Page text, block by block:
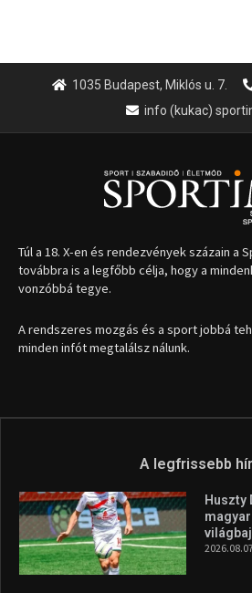
1035 Budapest, Miklós u. 7.
info (kukac)
Túl a 18. X-en és rendezvények százain a
továbbra is a legfőbb célja, hogy a
vonzóbbá tegye.
A rendszeres mozgás és a sport jobbá
minden infót megtalálsz nálunk.
A legfrissebb
Huszty